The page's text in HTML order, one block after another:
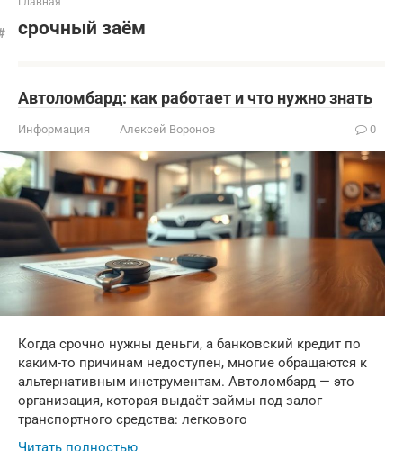
срочный заём
Автоломбард: как работает и что нужно знать
Информация Алексей Воронов 0
Когда срочно нужны деньги, а банковский кредит по
каким-то причинам недоступен, многие обращаются к
альтернативным инструментам. Автоломбард — это
организация, которая выдаёт займы под залог
транспортного средства: легкового